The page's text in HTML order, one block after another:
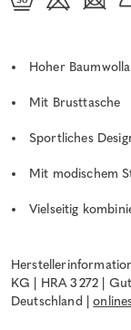
Hoher
Mit Brusttasche
Sportliches
Mit modischem
Vielseitig
KG | HRA 3272 |
Deutschland |